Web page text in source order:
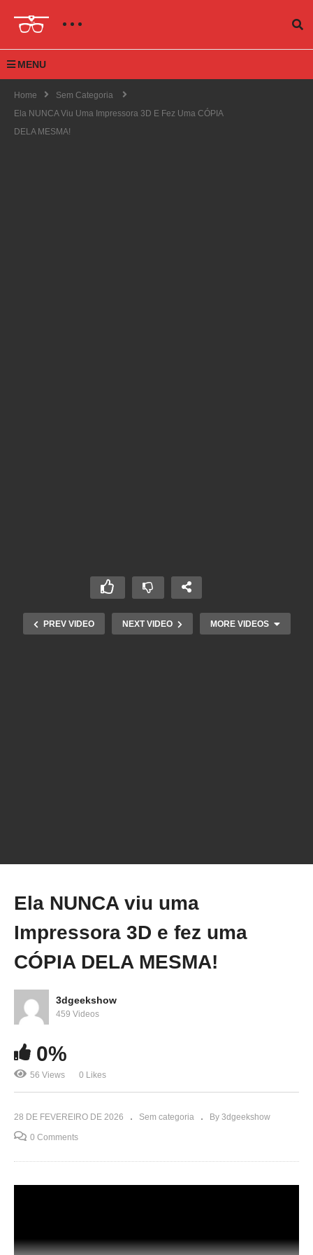
MENU
Home
Sem Categoria
Ela NUNCA Viu Uma Impressora 3D E Fez Uma CÓPIA
DELA MESMA!
PREV VIDEO NEXT VIDEO MORE VIDEOS
Ela NUNCA viu uma
Impressora 3D e fez uma
CÓPIA DELA MESMA!
3dgeekshow
459 Videos
0%
56 Views 0 Likes
28 DE FEVEREIRO DE 2026 Sem categoria By 3dgeekshow
0 Comments